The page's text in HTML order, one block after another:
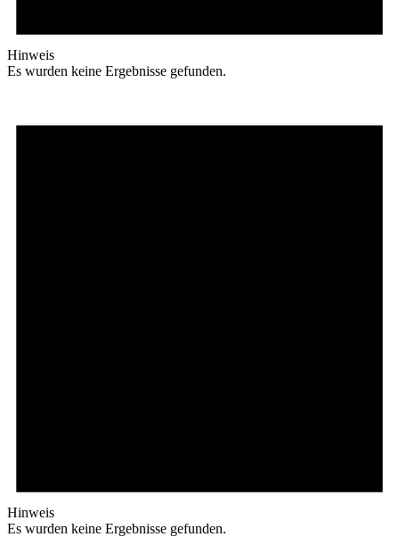
Hinweis
Es wurden keine Ergebnisse gefunden.
Hinweis
Es wurden keine Ergebnisse gefunden.